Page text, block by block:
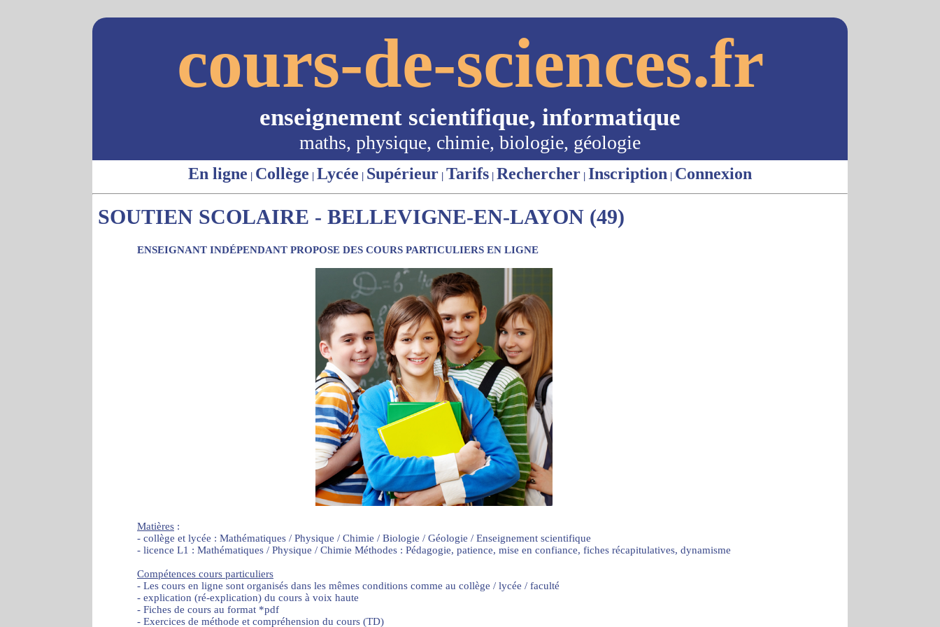
cours-de-sciences.fr
enseignement scientifique, informatique
maths, physique, chimie, biologie, géologie
En ligne | Collège | Lycée | Supérieur | Tarifs | Rechercher | Inscription | Connexion
SOUTIEN SCOLAIRE - BELLEVIGNE-EN-LAYON (49)
ENSEIGNANT INDÉPENDANT PROPOSE DES COURS PARTICULIERS EN LIGNE
Matières :
- collège et lycée : Mathématiques / Physique / Chimie / Biologie / Géologie / Enseignement scientifique
- licence L1 : Mathématiques / Physique / Chimie Méthodes : Pédagogie, patience, mise en confiance, fiches récapitulatives, dynamisme
Compétences cours particuliers
- Les cours en ligne sont organisés dans les mêmes conditions comme au collège / lycée / faculté
- explication (ré-explication) du cours à voix haute
- Fiches de cours au format *pdf
- Exercices de méthode et compréhension du cours (TD)